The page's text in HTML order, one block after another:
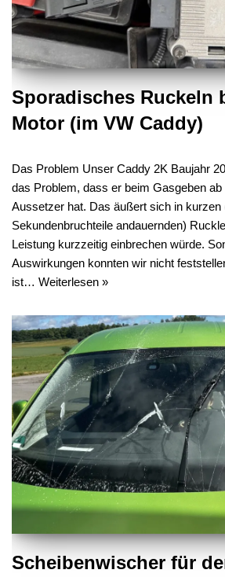
Sporadisches Ruckeln
Motor (im VW Caddy)
Das Problem Unser Caddy 2K Baujahr
das Problem, dass er beim Gasgeben
Aussetzer hat. Das äußert sich in kurzen
Sekundenbruchteile andauernden)
Leistung kurzzeitig einbrechen würde.
Auswirkungen konnten wir nicht
ist… Weiterlesen »
Scheibenwischer für